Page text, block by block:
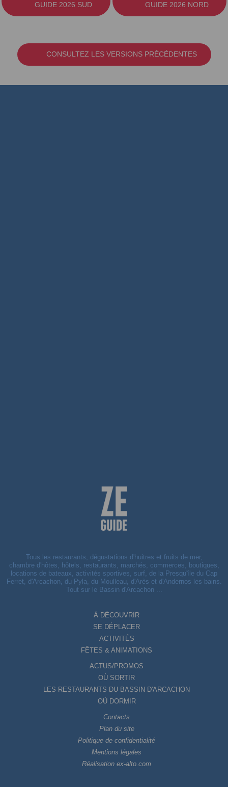
GUIDE 2026 SUD
GUIDE 2026 NORD
CONSULTEZ LES VERSIONS PRÉCÉDENTES
Tous les restaurants, dégustations d'huitres et fruits de mer,
chambre d'hôtes, hôtels, restaurants, marchés, commerces, boutiques,
locations de bateaux, activités sportives, surf, de la Presqu'île du Cap
Ferret, d'Arcachon, du Pyla, du Moulleau, d'Arès et d'Andernos les bains.
Tout sur le Bassin d'Arcachon ...
À DÉCOUVRIR
SE DÉPLACER
ACTIVITÉS
FÊTES & ANIMATIONS
ACTUS/PROMOS
OÙ SORTIR
LES RESTAURANTS DU BASSIN D'ARCACHON
OÙ DORMIR
Contacts
Plan du site
Politique de confidentialité
Mentions légales
Réalisation ex-alto.com